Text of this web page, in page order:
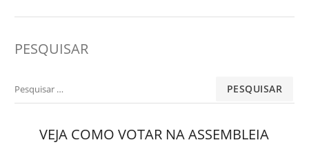
PESQUISAR
Pesquisar
VEJA COMO VOTAR NA ASSEMBLEIA